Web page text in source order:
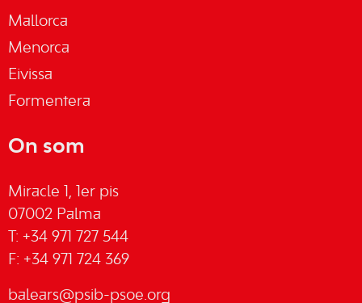
Mallorca
Menorca
Eivissa
Formentera
On som
Miracle 1, 1er pis
07002 Palma
T: +34 971 727 544
F: +34 971 724 369
balears@psib-psoe.org